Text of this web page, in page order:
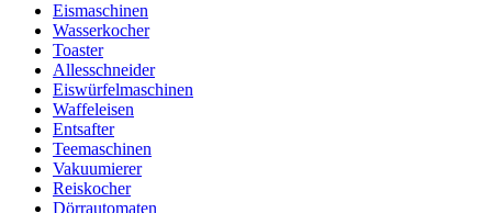
Eismaschinen
Wasserkocher
Toaster
Allesschneider
Eiswürfelmaschinen
Waffeleisen
Entsafter
Teemaschinen
Vakuumierer
Reiskocher
Dörrautomaten